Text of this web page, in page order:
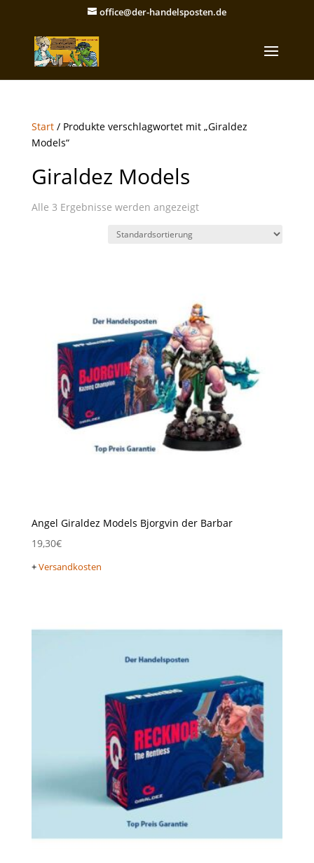
office@der-handelsposten.de
Start/ Produkte verschlagwortet mit „Giraldez
Models“
Giraldez Models
Alle 3 Ergebnisse werden angezeigt
Angel Giraldez Models Bjorgvin der Barbar
19,30€
+Versandkosten